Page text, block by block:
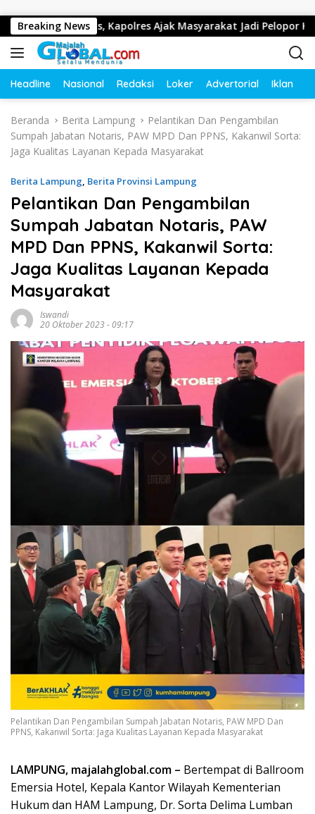
Breaking News
Lintas, Kapolres Ajak Masyarakat Jadi Pelopor Keselamatan
Headline Nasional Redaksi Loker Advertorial Iklan
Beranda Berita Lampung
Pelantikan Dan Pengambilan
Sumpah Jabatan Notaris, PAW MPD Dan PPNS, Kakanwil Sorta:
Jaga Kualitas Layanan Kepada Masyarakat
Berita Lampung, Berita Provinsi Lampung
Pelantikan Dan Pengambilan
Sumpah Jabatan Notaris, PAW
MPD Dan PPNS, Kakanwil Sorta:
Jaga Kualitas Layanan Kepada
Masyarakat
Iswandi
20 Oktober 2023 - 09:17
Pelantikan Dan Pengambilan Sumpah Jabatan Notaris, PAW MPD Dan
PPNS, Kakanwil Sorta: Jaga Kualitas Layanan Kepada Masyarakat
LAMPUNG, majalahglobal.com – Bertempat di Ballroom
Emersia Hotel, Kepala Kantor Wilayah Kementerian
Hukum dan HAM Lampung, Dr. Sorta Delima Lumban